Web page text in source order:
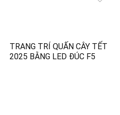
TRANG TRÍ QUẤN CÂY TẾT
2025 BẰNG LED ĐÚC F5